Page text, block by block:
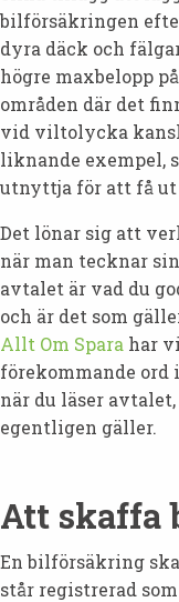
bilförsäkringen
dyra däck och
högre maxbelopp
områden där det
vid viltolycka
liknande exempel,
utnyttja för att få
Det lönar sig att
när man tecknar
avtalet är vad du
och är det som
Allt Om Spara har
förekommande
när du läser
egentligen gäller.
Att skaffa
En bilförsäkring
står registrerad